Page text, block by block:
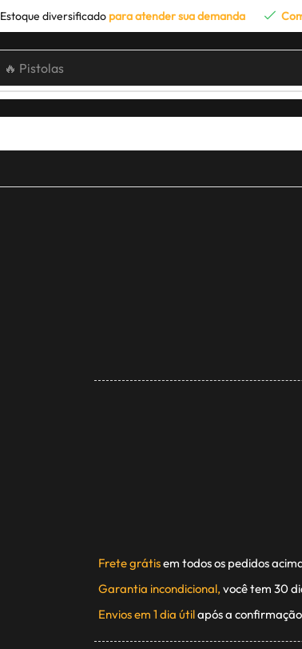
Estoque diversificado para atender sua demanda
🔥 Pistolas
Frete grátisem todos os pedidos
Garantia incondicional, você tem 30
Envios em 1 dia útilapós a